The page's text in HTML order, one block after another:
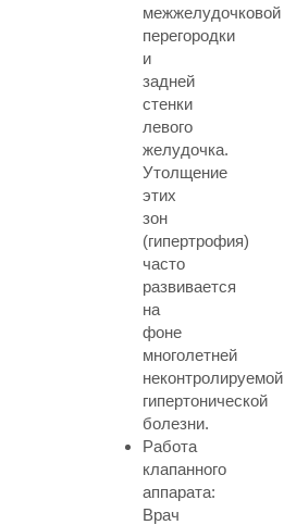
межжелудочковой
перегородки
и
задней
стенки
левого
желудочка.
Утолщение
этих
зон
(гипертрофия)
часто
развивается
на
фоне
многолетней
неконтролируемой
гипертонической
болезни.
Работа
клапанного
аппарата:
Врач